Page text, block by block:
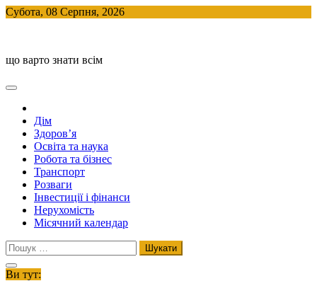
Skip
Субота, 08 Серпня, 2026
що варто знати всім
Дім
Здоров’я
Освіта та наука
Робота та бізнес
Транспорт
Розваги
Інвестиції і фінанси
Нерухомість
Місячний календар
Пошук:
Ви тут: